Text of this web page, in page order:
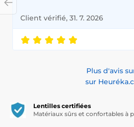
Client vérifié, 31. 7. 2026
Plus d'avis
sur
Lentilles certifiées
Matériaux sûrs et confortables à